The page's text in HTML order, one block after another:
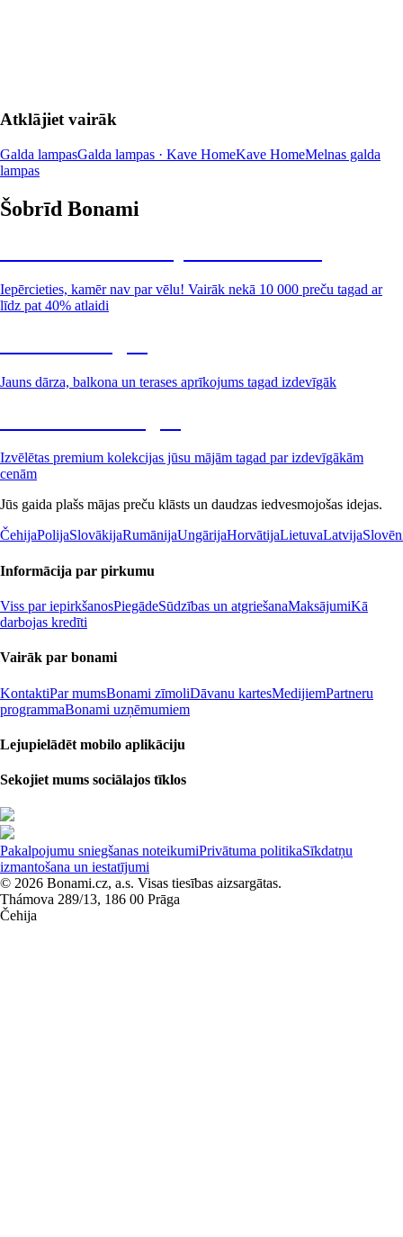
Atklājiet vairāk
Galda lampasGalda lampas · Kave HomeKave HomeMelnas galda
lampas
Šobrīd Bonami
Iepērcieties, kamēr nav par vēlu! Vairāk nekā 10 000 preču tagad ar
līdz pat 40% atlaidi
Jauns dārza, balkona un terases aprīkojums tagad izdevīgāk
Izvēlētas premium kolekcijas jūsu mājām tagad par izdevīgākām
cenām
Jūs gaida plašs mājas preču klāsts un daudzas iedvesmojošas idejas.
ČehijaPolijaSlovākijaRumānijaUngārijaHorvātijaLietuvaLatvija
Informācija par pirkumu
Viss par iepirkšanosPiegādeSūdzības un atgriešanaMaksājumiKā
darbojas kredīti
Vairāk par bonami
KontaktiPar mumsBonami zīmoliDāvanu kartesMedijiemPartneru
programmaBonami uzņēmumiem
Lejupielādēt mobilo aplikāciju
Sekojiet mums sociālajos tīklos
Pakalpojumu sniegšanas noteikumiPrivātuma politikaSīkdatņu
izmantošana un iestatījumi
© 2026 Bonami.cz, a.s. Visas tiesības aizsargātas.
Thámova 289/13, 186 00 Prāga
Čehija